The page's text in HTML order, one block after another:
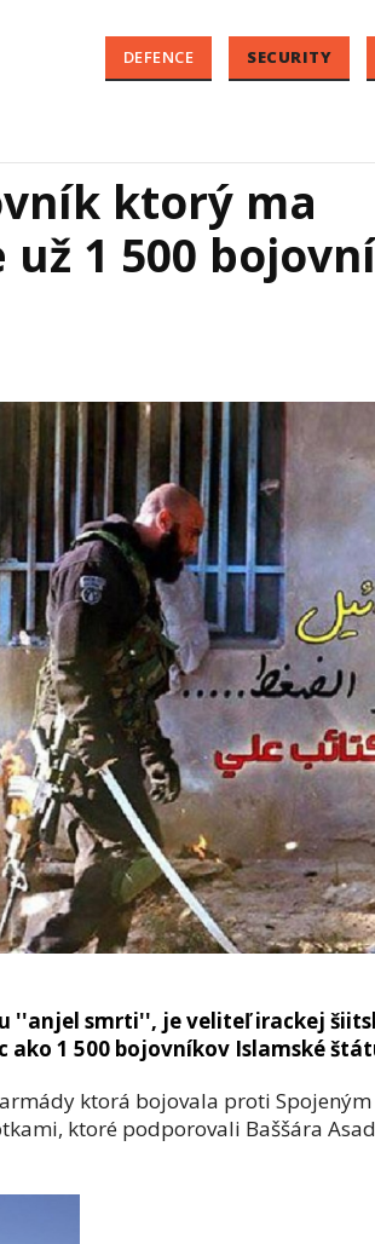
DEFENCE SECURITY
ktorý ma
1 500
''anjel smrti'', je veliteľ irackej
1 500 bojovníkov Islamské
ktorá bojovala proti
ktoré podporovali Baššára